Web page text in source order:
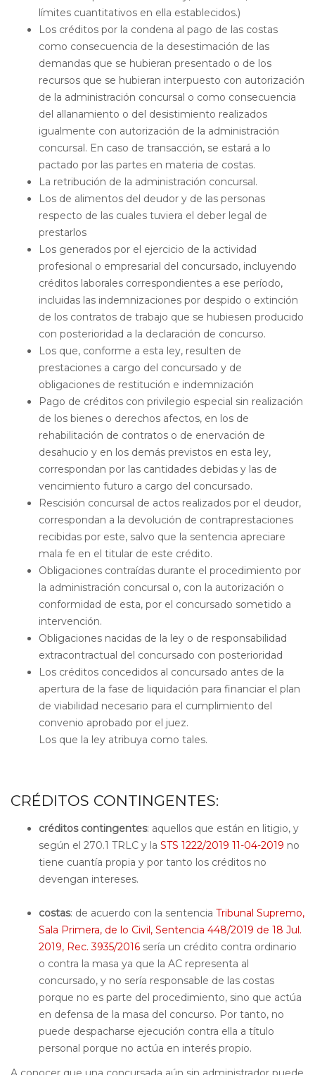
límites cuantitativos en ella establecidos.)
Los créditos por la condena al pago de las costas
como consecuencia de la desestimación de las
demandas que se hubieran presentado o de los
recursos que se hubieran interpuesto con autorización
de la administración concursal o como consecuencia
del allanamiento o del desistimiento realizados
igualmente con autorización de la administración
concursal. En caso de transacción, se estará a lo
pactado por las partes en materia de costas.
La retribución de la administración concursal.
Los de alimentos del deudor y de las personas
respecto de las cuales tuviera el deber legal de
prestarlos
Los generados por el ejercicio de la actividad
profesional o empresarial del concursado, incluyendo
créditos laborales correspondientes a ese período,
incluidas las indemnizaciones por despido o extinción
de los contratos de trabajo que se hubiesen producido
con posterioridad a la declaración de concurso.
Los que, conforme a esta ley, resulten de
prestaciones a cargo del concursado y de
obligaciones de restitución e indemnización
Pago de créditos con privilegio especial sin realización
de los bienes o derechos afectos, en los de
rehabilitación de contratos o de enervación de
desahucio y en los demás previstos en esta ley,
correspondan por las cantidades debidas y las de
vencimiento futuro a cargo del concursado.
Rescisión concursal de actos realizados por el deudor,
correspondan a la devolución de contraprestaciones
recibidas por este, salvo que la sentencia apreciare
mala fe en el titular de este crédito.
Obligaciones contraídas durante el procedimiento por
la administración concursal o, con la autorización o
conformidad de esta, por el concursado sometido a
intervención.
Obligaciones nacidas de la ley o de responsabilidad
extracontractual del concursado con posterioridad
Los créditos concedidos al concursado antes de la
apertura de la fase de liquidación para financiar el plan
de viabilidad necesario para el cumplimiento del
convenio aprobado por el juez.
Los que la ley atribuya como tales.
CRÉDITOS CONTINGENTES:
créditos contingentes: aquellos que están en litigio, y
según el 270.1 TRLC y la STS 1222/2019 11-04-2019 no
tiene cuantía propia y por tanto los créditos no
devengan intereses.
costas: de acuerdo con la sentencia Tribunal Supremo,
Sala Primera, de lo Civil, Sentencia 448/2019 de 18 Jul.
2019, Rec. 3935/2016 sería un crédito contra ordinario
o contra la masa ya que la AC representa al
concursado, y no sería responsable de las costas
porque no es parte del procedimiento, sino que actúa
en defensa de la masa del concurso. Por tanto, no
puede despacharse ejecución contra ella a título
personal porque no actúa en interés propio.